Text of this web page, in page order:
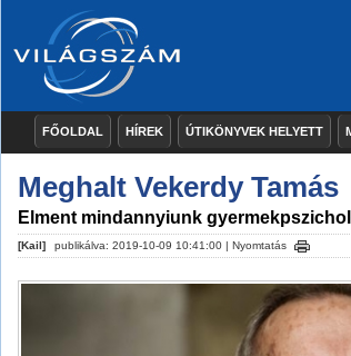
FŐOLDAL HÍREK ÚTIKÖNYVEK HELYETT
Meghalt Vekerdy Tamás
Elment mindannyiunk
[Kail] publikálva: 2019-10-09 10:41:00 | Nyomtatás